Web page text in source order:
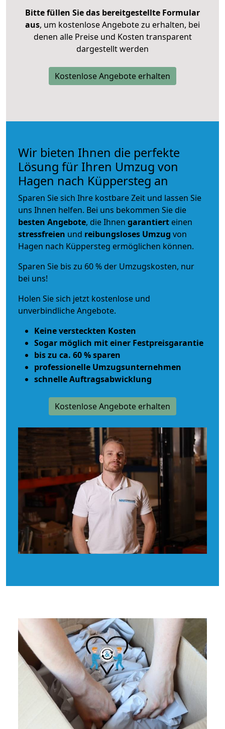
Bitte füllen Sie das bereitgestellte Formular
aus, um kostenlose Angebote zu erhalten, bei
denen alle Preise und Kosten transparent
dargestellt werden
Kostenlose Angebote erhalten
Wir bieten Ihnen die perfekte
Lösung für Ihren Umzug von
Hagen nach Küppersteg an
Sparen Sie sich Ihre kostbare Zeit und lassen Sie
uns Ihnen helfen. Bei uns bekommen Sie die
besten Angebote, die Ihnen garantiert einen
stressfreien und reibungsloses Umzug von
Hagen nach Küppersteg ermöglichen können.
Sparen Sie bis zu 60 % der Umzugskosten, nur
bei uns!
Holen Sie sich jetzt kostenlose und
unverbindliche Angebote.
Keine versteckten Kosten
Sogar möglich mit einer Festpreisgarantie
bis zu ca. 60 % sparen
professionelle Umzugsunternehmen
schnelle Auftragsabwicklung
Kostenlose Angebote erhalten